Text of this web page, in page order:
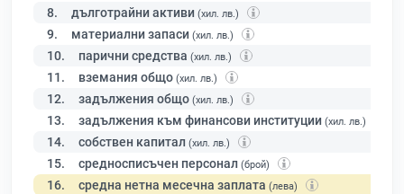
8. дълготрайни активи (хил. лв.)
9. материални запаси (хил. лв.)
10. парични средства (хил. лв.)
11. вземания общо (хил. лв.)
12. задължения общо (хил. лв.)
13. задължения към финансови институции (хил. лв.)
14. собствен капитал (хил. лв.)
15. средносписъчен персонал (брой)
16. средна нетна месечна заплата (лева)